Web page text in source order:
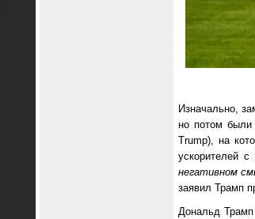
Изначально,
но потом были
Trump), на
ускорителей
негативном
заявил Трамп
Дональд